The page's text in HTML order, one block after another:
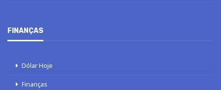
FINANÇAS
Dólar Hoje
Finanças